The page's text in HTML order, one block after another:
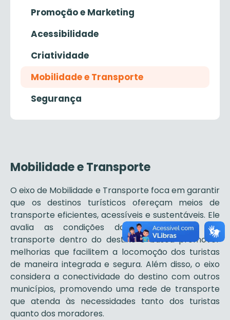
Promoção e Marketing
Acessibilidade
Criatividade
Mobilidade e Transporte
Segurança
Mobilidade e Transporte
O eixo de Mobilidade e Transporte foca em garantir
que os destinos turísticos ofereçam meios de
transporte eficientes, acessíveis e sustentáveis. Ele
avalia as condições das infraestruturas de
transporte dentro do destino e busca promover
melhorias que facilitem a locomoção dos turistas
de maneira integrada e segura. Além disso, o eixo
considera a conectividade do destino com outros
municípios, promovendo uma rede de transporte
que atenda às necessidades tanto dos turistas
quanto dos moradores.